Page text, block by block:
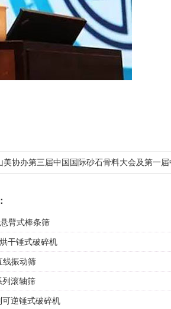
美协办第三届中国国际砂石骨料大会及第一
臂式棒条筛
干锤式破碎机
线振动筛
列滚轴筛
可逆锤式破碎机